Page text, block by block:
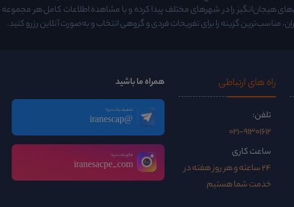
هیجان‌انگیز را در شهرهای مختلف پیدا کرده و با مشاهده اطلاعات کامل هر
مناسب‌ترین گزینه را برای تفریحات فردی و گروهی انتخاب و به‌صورت آنلاین رزرو کنید.
راه ‌های ارتباطی
تلفن:
021-91301612
ساعت کاری
24 ساعته و هر روز هفته در
خدمت شما هستیم
همراه ما باشید
تخفیف یادت نره!
@iranescap
فالو یادت نره!
iranesacpe_com